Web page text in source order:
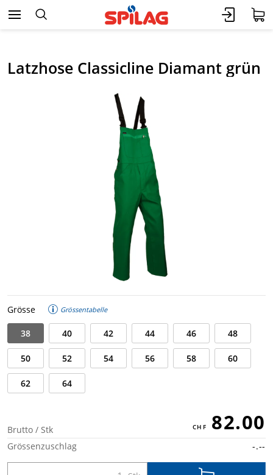
Latzhose Classicline Diamant grün
Grösse Grössentabelle
38 40 42 44 46 48
50 52 54 56 58 60
62 64
Brutto / Stk 82.00
Grössenzuschlag -.--